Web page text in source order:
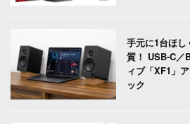
手元に1台ほ
質！ USB-C
ィブ「XF1」
ック